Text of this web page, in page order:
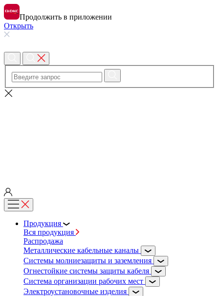
Продолжить в приложении
Открыть
Продукция
Вся продукция
Распродажа
Металлические кабельные каналы
Системы молниезащиты и заземления
Огнестойкие системы защиты кабеля
Система организации рабочих мест
Электроустановочные изделия